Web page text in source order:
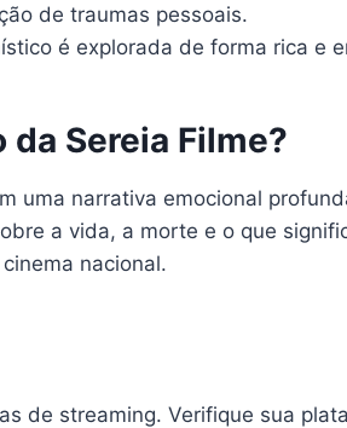
de traumas pessoais.
é explorada de forma rica e
Sereia Filme?
uma narrativa emocional
a vida, a morte e o que
nacional.
de streaming. Verifique sua